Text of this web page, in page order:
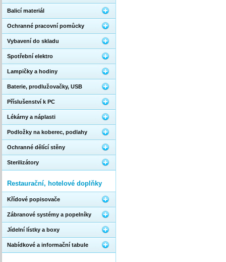
Balicí materiál
Ochranné pracovní pomůcky
Vybavení do skladu
Spotřební elektro
Lampičky a hodiny
Baterie, prodlužovačky, USB
Příslušenství k PC
Lékárny a náplasti
Podložky na koberec, podlahy
Ochranné dělící stěny
Sterilizátory
Restaurační, hotelové doplňky
Křídové popisovače
Zábranové systémy a popelníky
Jídelní lístky a boxy
Nabídkové a informační tabule